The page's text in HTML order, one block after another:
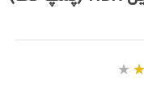
★
★